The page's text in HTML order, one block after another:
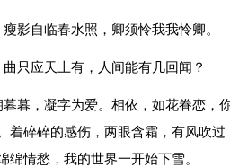
影自临春水照，卿须怜我我怜卿。
只应天上有，人间能有几回闻？
暮，凝字为爱。相依，如花眷恋，
着碎碎的感伤，两眼含霜，有风吹
情愁，我的世界一开始下雪。